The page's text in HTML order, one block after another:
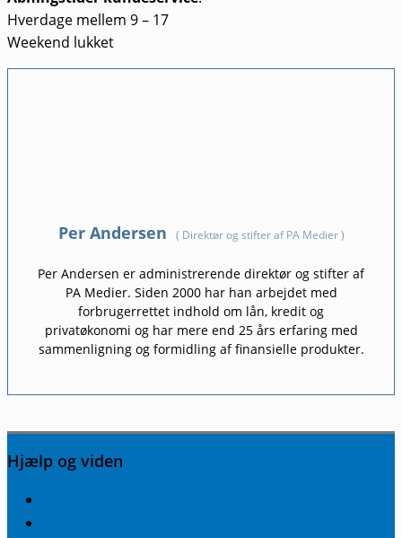
Hverdage mellem 9 – 17
Weekend lukket
Per Andersen ( Direktør og stifter af PA Medier)
Per Andersen er administrerende direktør og stifter af
PA Medier. Siden 2000 har han arbejdet med
forbrugerrettet indhold om lån, kredit og
privatøkonomi og har mere end 25 års erfaring med
sammenligning og formidling af finansielle produkter.
Hjælp og viden